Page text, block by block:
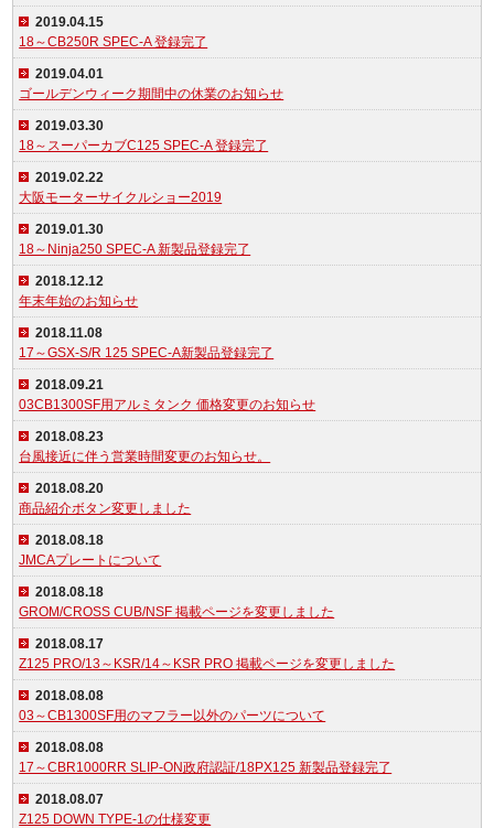
2019.04.15
18～CB250R SPEC-A 登録完了
2019.04.01
ゴールデンウィーク期間中の休業のお知らせ
2019.03.30
18～スーパーカブC125 SPEC-A 登録完了
2019.02.22
大阪モーターサイクルショー2019
2019.01.30
18～Ninja250 SPEC-A 新製品登録完了
2018.12.12
年末年始のお知らせ
2018.11.08
17～GSX-S/R 125 SPEC-A新製品登録完了
2018.09.21
03CB1300SF用アルミタンク 価格変更のお知らせ
2018.08.23
台風接近に伴う営業時間変更のお知らせ。
2018.08.20
商品紹介ボタン変更しました
2018.08.18
JMCAプレートについて
2018.08.18
GROM/CROSS CUB/NSF 掲載ページを変更しました
2018.08.17
Z125 PRO/13～KSR/14～KSR PRO 掲載ページを変更しました
2018.08.08
03～CB1300SF用のマフラー以外のパーツについて
2018.08.08
17～CBR1000RR SLIP-ON政府認証/18PX125 新製品登録完了
2018.08.07
Z125 DOWN TYPE-1の仕様変更